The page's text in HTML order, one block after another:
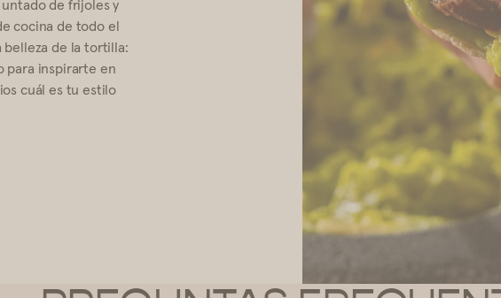
de frijoles y
cocina de todo el
belleza de la tortilla:
para inspirarte en
cuál es tu estilo